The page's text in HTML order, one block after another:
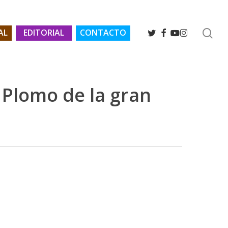
EDITORIAL CONTACTO TWITTER
FACEBOOK
YOUTUBE
INSTAGRAM
de la gran